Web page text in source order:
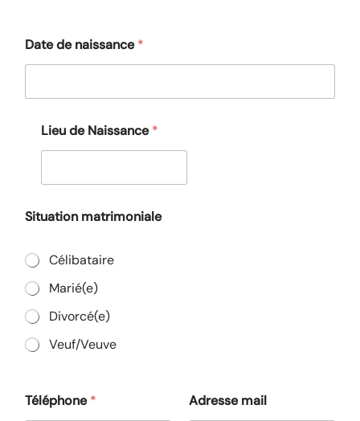
Date de naissance*
Lieu de Naissance*
Situation matrimoniale
Célibataire
Marié(e)
Divorcé(e)
Veuf/Veuve
Téléphone* Adresse mail